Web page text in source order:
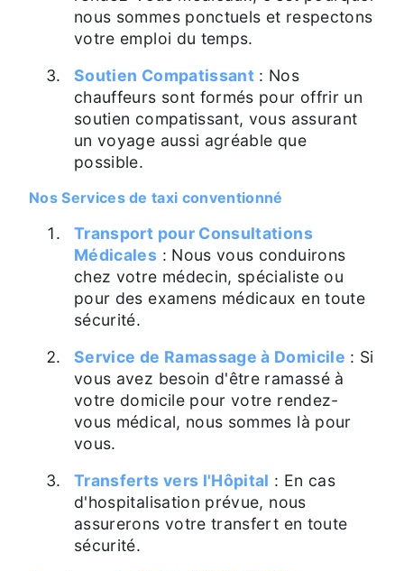
nous sommes ponctuels et respectons
votre emploi du temps.
Soutien Compatissant : Nos
chauffeurs sont formés pour offrir un
soutien compatissant, vous assurant
un voyage aussi agréable que
possible.
Nos Services de taxi conventionné
Transport pour Consultations
Médicales : Nous vous conduirons
chez votre médecin, spécialiste ou
pour des examens médicaux en toute
sécurité.
Service de Ramassage à Domicile : Si
vous avez besoin d'être ramassé à
votre domicile pour votre rendez-
vous médical, nous sommes là pour
vous.
Transferts vers l'Hôpital : En cas
d'hospitalisation prévue, nous
assurerons votre transfert en toute
sécurité.